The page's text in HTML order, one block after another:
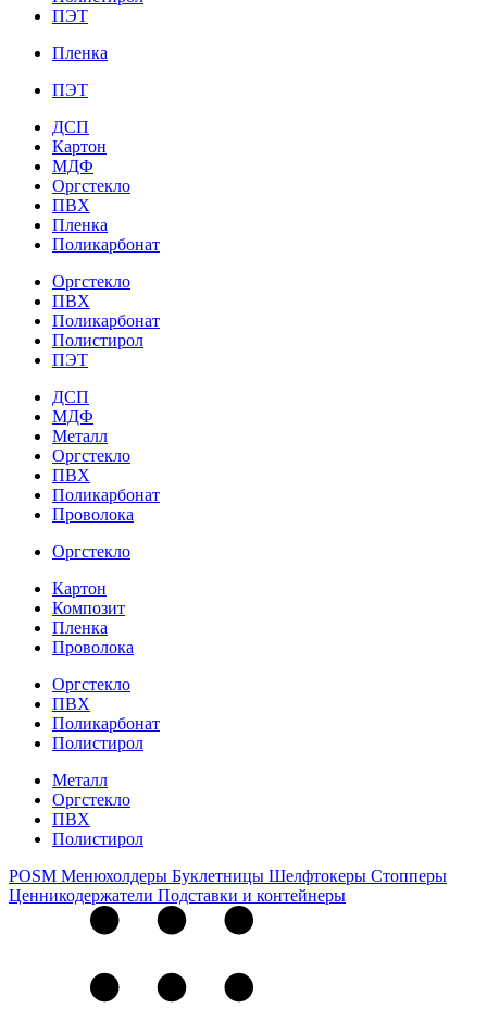
ПЭТ
Пленка
ПЭТ
ДСП
Картон
МДФ
Оргстекло
ПВХ
Пленка
Поликарбонат
Оргстекло
ПВХ
Поликарбонат
Полистирол
ПЭТ
ДСП
МДФ
Металл
Оргстекло
ПВХ
Поликарбонат
Проволока
Оргстекло
Картон
Композит
Пленка
Проволока
Оргстекло
ПВХ
Поликарбонат
Полистирол
Металл
Оргстекло
ПВХ
Полистирол
POSM Менюхолдеры Буклетницы Шелфтокеры Стопперы
Ценникодер­жа­те­ли Подставки и контейнеры